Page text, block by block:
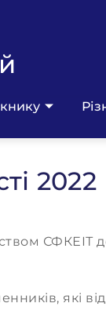
2022
СФКЕІТ
які